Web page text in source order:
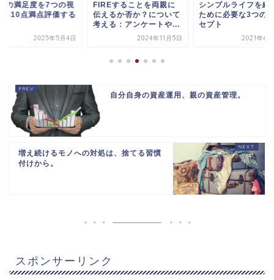
の満足度を7つの視
ら10点満点評価する
2025年5月4日
FIREすることを両親に
伝えるか否か？について
考える：アンケートや...
2024年11月5日
シンプルライフを続
ために必要な3つの
セプト
2021年6
自分自身の資産運用、親の資産管理。
増え続けるモノへの対処は、捨てる習慣
付けから。
スポンサーリンク